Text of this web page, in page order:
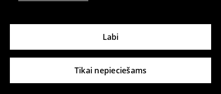
Tikai nepieciešams
Labi
Veikali
Aktuālā informācija